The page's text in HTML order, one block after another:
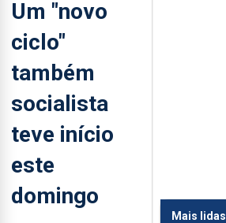
Um "novo
ciclo"
também
socialista
teve início
este
domingo
Mais lidas